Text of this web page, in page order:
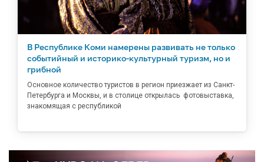
В Республике Коми намерены развивать не только
событийный и историко-культурный туризм, но и
грибной
Основное количество туристов в регион приезжает из Санкт-
Петербурга и Москвы, и в столице открылась фотовыставка,
знакомящая с республикой